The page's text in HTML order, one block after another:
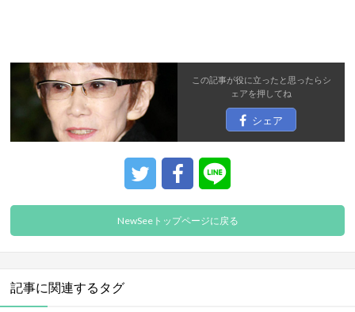
この記事が役に立ったと思ったら シ
ェアを押してね
シェア
NewSeeトップページに戻る
記事に関連するタグ